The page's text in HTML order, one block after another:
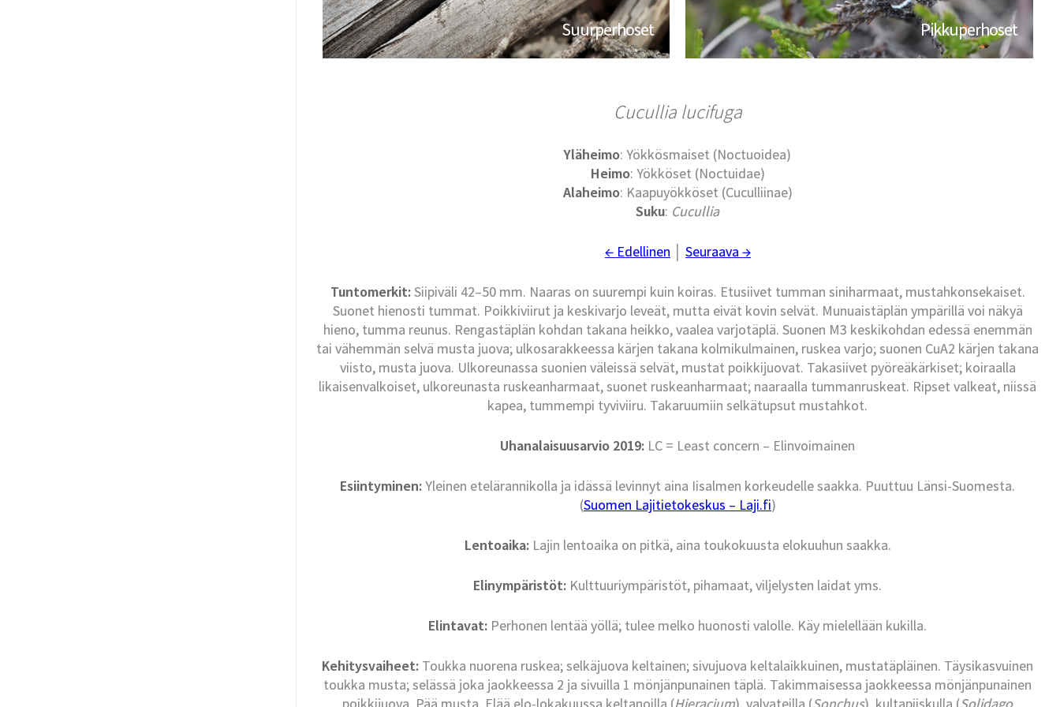
Suurperhoset Pikkuperhoset
Cucullia lucifuga
Yläheimo: Yökkösmaiset (Noctuoidea)
Heimo: Yökköset (Noctuidae)
Alaheimo: Kaapuyökköset (Cuculliinae)
Suku: Cucullia
← Edellinen Seuraava →
Tuntomerkit:Siipiväli 42–50 mm. Naaras on suurempi kuin koiras. Etusiivet tumman siniharmaat, mustahkonsekaiset.
Suonet hienosti tummat. Poikkiviirut ja keskivarjo leveät, mutta eivät kovin selvät. Munuaistäplän ympärillä voi näkyä
hieno, tumma reunus. Rengastäplän kohdan takana heikko, vaalea varjotäplä. Suonen M3 keskikohdan edessä enemmän
tai vähemmän selvä musta juova; ulkosarakkeessa kärjen takana kolmikulmainen, ruskea varjo; suonen CuA2 kärjen takana
viisto, musta juova. Ulkoreunassa suonien väleissä selvät, mustat poikkijuovat. Takasiivet pyöreäkärkiset; koiraalla
likaisenvalkoiset, ulkoreunasta ruskeanharmaat, suonet ruskeanharmaat; naaraalla tummanruskeat. Ripset valkeat, niissä
kapea, tummempi tyviviiru. Takaruumiin selkätupsut mustahkot.
Uhanalaisuusarvio 2019: LC = Least concern – Elinvoimainen
Esiintyminen:Yleinen etelärannikolla ja idässä levinnyt aina Iisalmen korkeudelle saakka. Puuttuu Länsi-Suomesta.
(Suomen Lajitietokeskus – Laji.fi)
Lentoaika:Lajin lentoaika on pitkä, aina toukokuusta elokuuhun saakka.
Elinympäristöt: Kulttuuriympäristöt, pihamaat, viljelysten laidat yms.
Elintavat: Perhonen lentää yöllä; tulee melko huonosti valolle. Käy mielellään kukilla.
Kehitysvaiheet: Toukka nuorena ruskea; selkäjuova keltainen; sivujuova keltalaikkuinen, mustatäpläinen. Täysikasvuinen
toukka musta; selässä joka jaokkeessa 2 ja sivuilla 1 mönjänpunainen täplä. Takimmaisessa jaokkeessa mönjänpunainen